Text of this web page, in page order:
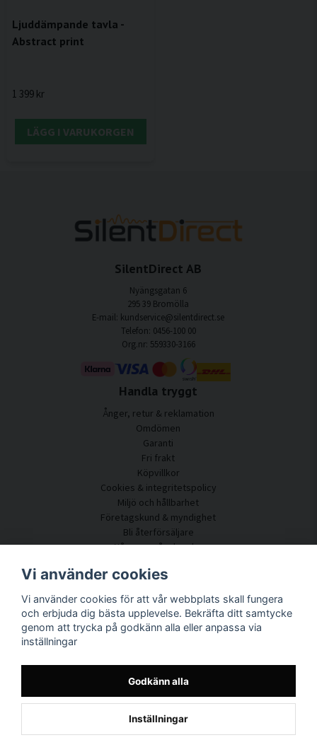
Ljuddämpande tavla -
Abstract print
1 399 kr
LÄGG I VARUKORGEN
SilentDirect AB
Nyängsgatan 6
295 39 Bromölla
E-mail: kundservice@silentdirect.se
Telefon: 0456-100 00
Org.nr: 559330-3166
Handla tryggt
Ånger, retur & reklamation
Omdömen
Garanti
Fri frakt
Köpvillkor
Cookies & integritetspolicy
Miljö och hållbarhet
Företagskund & myndighet
Bli återförsäljare
Några av våra kunder
Kundtjänst
Akustikrådgivning
Montering & installation
Frågor & svar
Spåra ditt paket här
Vi använder cookies
Vi använder cookies för att vår webbplats skall fungera
och erbjuda dig bästa upplevelse. Bekräfta ditt samtycke
genom att trycka på godkänn alla eller anpassa via
inställningar
Godkänn alla
Inställningar